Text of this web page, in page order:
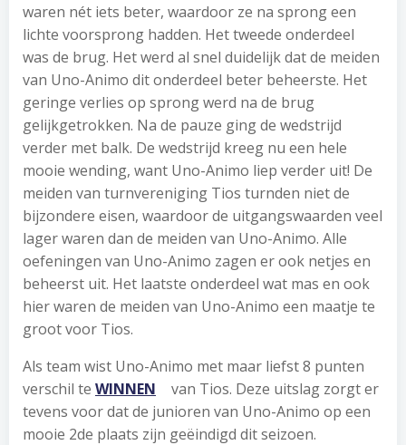
waren nét iets beter, waardoor ze na sprong een
lichte voorsprong hadden. Het tweede onderdeel
was de brug. Het werd al snel duidelijk dat de meiden
van Uno-Animo dit onderdeel beter beheerste. Het
geringe verlies op sprong werd na de brug
gelijkgetrokken. Na de pauze ging de wedstrijd
verder met balk. De wedstrijd kreeg nu een hele
mooie wending, want Uno-Animo liep verder uit! De
meiden van turnvereniging Tios turnden niet de
bijzondere eisen, waardoor de uitgangswaarden veel
lager waren dan de meiden van Uno-Animo. Alle
oefeningen van Uno-Animo zagen er ook netjes en
beheerst uit. Het laatste onderdeel wat mas en ook
hier waren de meiden van Uno-Animo een maatje te
groot voor Tios.
Als team wist Uno-Animo met maar liefst 8 punten
verschil te WINNEN
van Tios. Deze uitslag zorgt er
tevens voor dat de junioren van Uno-Animo op een
mooie 2de plaats zijn geëindigd dit seizoen.